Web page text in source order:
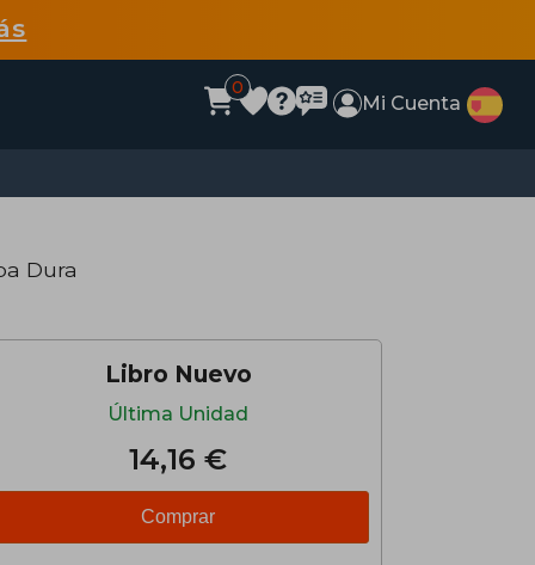
0
Mi Cuenta
Dura
Libro Nuevo
Última Unidad
14,16 €
Comprar